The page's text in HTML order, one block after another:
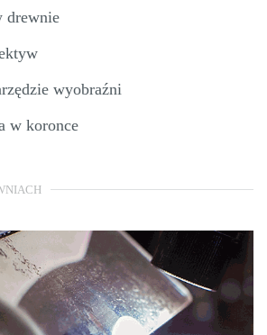
drewnie
wyobraźni
w koronce